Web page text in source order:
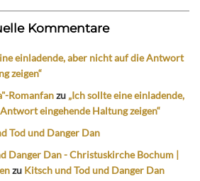
Kommentare
einladende, aber nicht auf die Antwort
zeigen“
Romanfanzu „Ich sollte eine einladende,
eingehende Haltung zeigen“
Tod und Danger Dan
Danger Dan - Christuskirche Bochum |
zu Kitsch und Tod und Danger Dan